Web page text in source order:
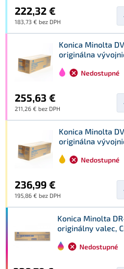
222,32 €
183,73 € bez DPH
Konica Minolta
originálna
Nedostupné
255,63 €
211,26 € bez DPH
Konica Minolta
originálna
Nedostupné
236,99 €
195,86 € bez DPH
Konica Minolta
originálny valec,
Nedostupné